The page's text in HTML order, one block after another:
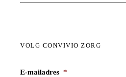
VOLG CONVIVIO ZORG
E-mailadres *